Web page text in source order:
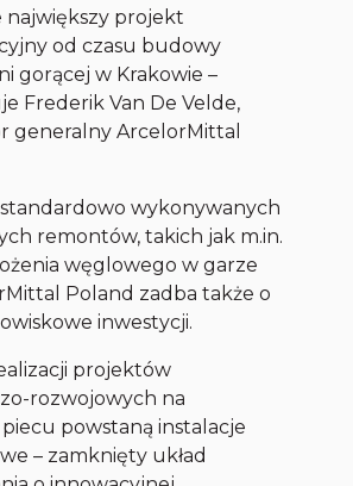
największy projekt
od czasu budowy
gorącej w Krakowie –
Frederik Van De Velde,
generalny ArcelorMittal
wykonywanych
remontów, takich jak m.in.
węglowego w garze
Poland zadba także o
inwestycji.
projektów
rozwojowych na
powstaną instalacje
– zamknięty układ